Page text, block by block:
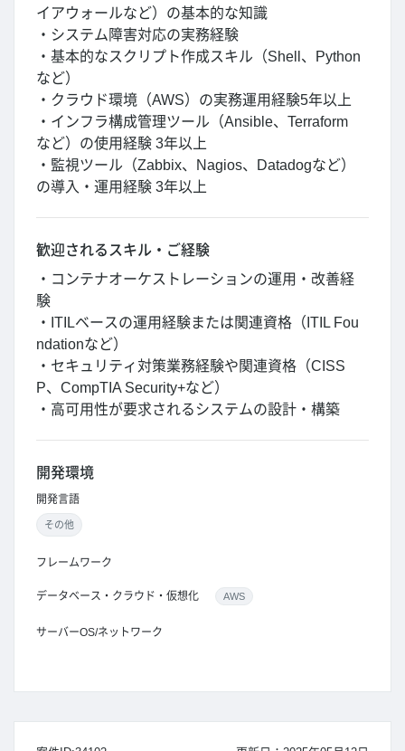
イアウォールなど）の基本的な知識
・システム障害対応の実務経験
・基本的なスクリプト作成スキル（Shell、Python
など）
・クラウド環境（AWS）の実務運用経験5年以上
・インフラ構成管理ツール（Ansible、Terraform
など）の使用経験 3年以上
・監視ツール（Zabbix、Nagios、Datadogなど）
の導入・運用経験 3年以上
歓迎されるスキル・ご経験
・コンテナオーケストレーションの運用・改善経
験
・ITILベースの運用経験または関連資格（ITIL Fou
ndationなど）
・セキュリティ対策業務経験や関連資格（CISS
P、CompTIA Security+など）
・高可用性が要求されるシステムの設計・構築
開発環境
開発言語
その他
フレームワーク
データベース・クラウド・仮想化 AWS
サーバーOS/ネットワーク